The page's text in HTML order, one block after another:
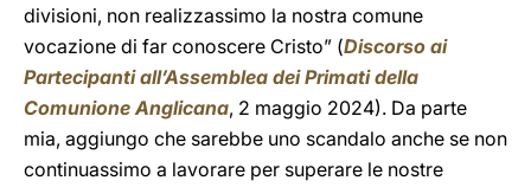
divisioni, non realizzassimo la nostra comune
vocazione di far conoscere Cristo” (Discorso ai
Partecipanti all’Assemblea dei Primati della
Comunione Anglicana, 2 maggio 2024). Da parte
mia, aggiungo che sarebbe uno scandalo anche se non
continuassimo a lavorare per superare le nostre